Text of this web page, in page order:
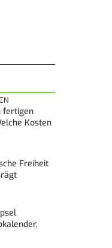
fertigen
Kosten
Freiheit